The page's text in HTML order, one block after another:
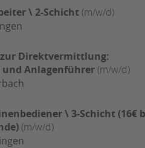
\ 2-Schicht(m/w/d)
Direktvermittlung:
und Anlagenführer(m/w/d)
\ 3-Schicht (16€
(m/w/d)